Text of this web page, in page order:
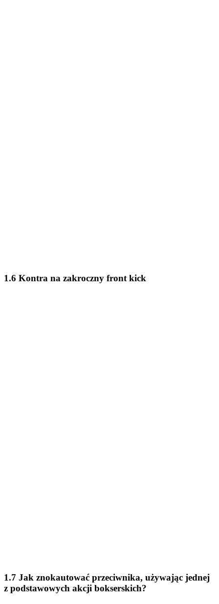
1.6 Kontra na zakroczny front kick
1.7 Jak znokautować przeciwnika, używając jednej
z podstawowych akcji bokserskich?